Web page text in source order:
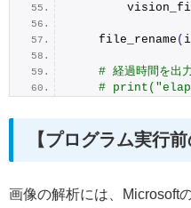
file_rename (
# 経過時間を出力
#
【プログラム実行前
画像の解析には、Microsoft